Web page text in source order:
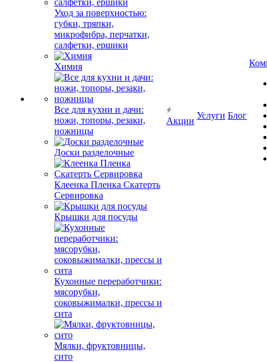
Уход за поверхностью:
губки, тряпки,
микрофибра, перчатки,
салфетки, ершики
Химия
Все для кухни и дачи:
ножи, топоры, резаки,
ножницы
Доски разделочные
Клеенка Пленка Скатерть
Сервировка
Крышки для посуды
Кухонные переработчики:
мясорубки,
соковыжималки, прессы и
сита
Мялки, фруктовницы,
сито
Акции
Услуги Блог